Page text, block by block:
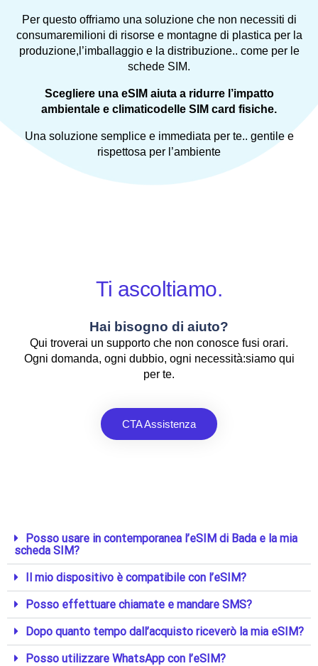
Per questo offriamo una soluzione che non necessiti di
consumaremilioni di risorse e montagne di plastica per la
produzione,l’imballaggio e la distribuzione.. come per le
schede SIM.
Scegliere una eSIM aiuta a ridurre l’impatto
ambientale e climaticodelle SIM card fisiche.
Una soluzione semplice e immediata per te.. gentile e
rispettosa per l’ambiente
Ti ascoltiamo.
Hai bisogno di aiuto?
Qui troverai un supporto che non conosce fusi orari.
Ogni domanda, ogni dubbio, ogni necessità:siamo qui
per te.
CTA Assistenza
Posso usare in contemporanea l’eSIM di Bada e la mia
scheda SIM?
Il mio dispositivo è compatibile con l’eSIM?
Posso effettuare chiamate e mandare SMS?
Dopo quanto tempo dall’acquisto riceverò la mia eSIM?
Posso utilizzare WhatsApp con l’eSIM?